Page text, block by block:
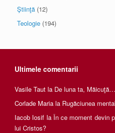
Ştiinţă (12)
Teologie (194)
Ultimele comentarii
Vasile Taut la De luna ta, Măicuţă…
Corlade Maria la Rugăciunea
Iacob Iosif la În ce moment devin
lui Cristos?